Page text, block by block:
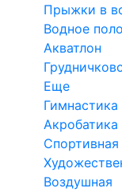
Прыжки в
Водное поло
Акватлон
Еще
Гимнастика
Акробатика
Спортивная
Воздушная